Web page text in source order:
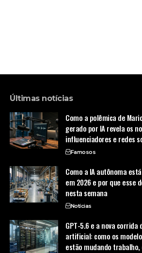
Últimas notícias
Como a polêmica de
gerado por IA revela os
influenciadores e redes
Famosos
Como a IA autônoma
em 2026 e por que esse
nesta semana
Notícias
GPT-5.6 e a nova corrida
artificial: como os
estão mudando